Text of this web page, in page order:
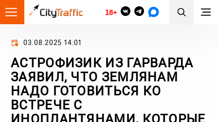
18+
03.08.2025 14:01
АСТРОФИЗИК ИЗ ГАРВАРДА
ЗАЯВИЛ, ЧТО ЗЕМЛЯНАМ
НАДО ГОТОВИТЬСЯ КО
ВСТРЕЧЕ С
ИНОПЛАНТЯНАМИ, КОТОРЫЕ